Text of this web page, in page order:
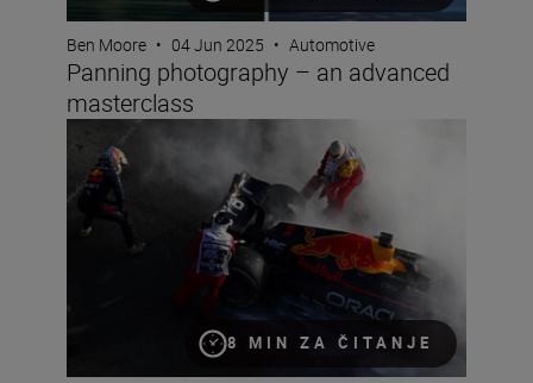
Ben Moore • 04 Jun 2025 • Automotive
Panning photography – an advanced
masterclass
8 MIN ZA ČITANJE